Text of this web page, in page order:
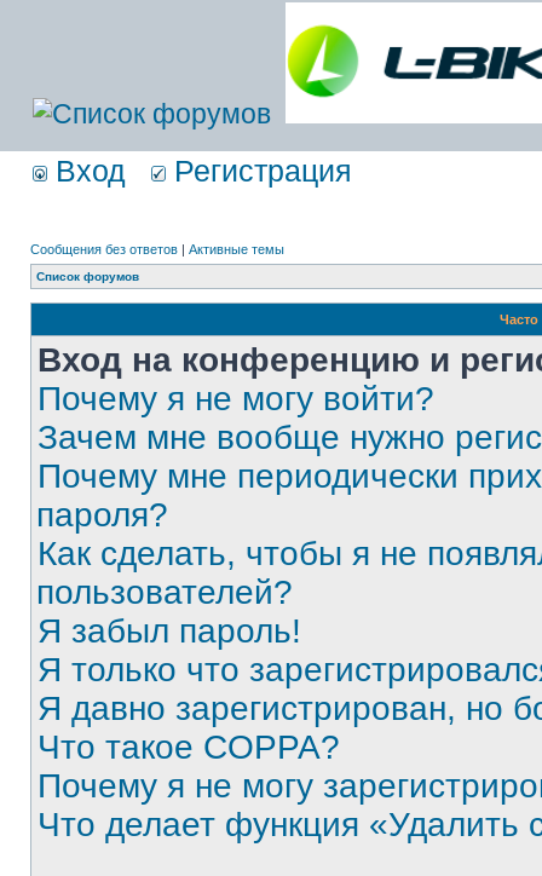
Вход Регистрация
Сообщения без ответов | Активные темы
Список форумов
Вход на конференцию и
Почему я не могу войти?
Зачем мне вообще нужно
Почему мне периодически
пароля?
Как сделать, чтобы я не
пользователей?
Я забыл пароль!
Я только что
Я давно зарегистрирован, но
Что такое COPPA?
Почему я не могу
Что делает функция «Удалить